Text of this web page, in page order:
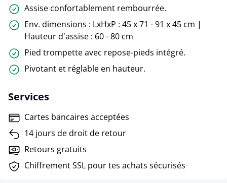
Assise confortablement rembourrée.
Env. dimensions : LxHxP : 45 x 71 - 91 x 45 cm |
Hauteur d'assise : 60 - 80 cm
Pied trompette avec repose-pieds intégré.
Pivotant et réglable en hauteur.
Services
Cartes bancaires acceptées
14 jours de droit de retour
Retours gratuits
Chiffrement SSL pour tes achats sécurisés